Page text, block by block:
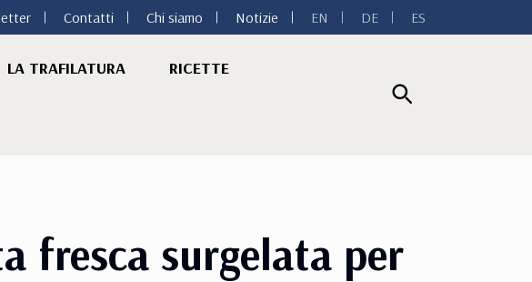
Contatti Chi siamo Notizie EN DE ES
LA TRAFILATURA RICETTE
fresca surgelata per